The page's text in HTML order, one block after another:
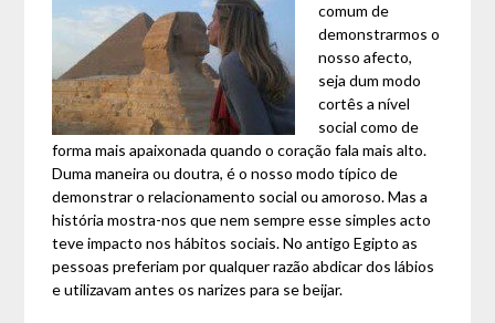
comum de
demonstrarmos o
nosso afecto,
seja dum modo
cortês a nível
social como de
forma mais apaixonada quando o coração fala mais alto.
Duma maneira ou doutra, é o nosso modo típico de
demonstrar o relacionamento social ou amoroso. Mas a
história mostra-nos que nem sempre esse simples acto
teve impacto nos hábitos sociais. No antigo Egipto as
pessoas preferiam por qualquer razão abdicar dos lábios
e utilizavam antes os narizes para se beijar.